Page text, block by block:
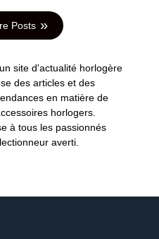
Posts
site d'actualité horlogère
des articles et des
en matière de
horlogers.
à tous les passionnés
averti.